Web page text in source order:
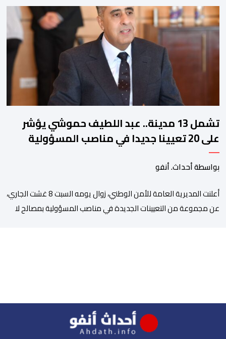
زيان، المعتقل بالمؤسسة ذاتها، وذلك لتنوير الرأي العام بالحقائق
والمعطيات الدقيقة.واوضحت إدارة المؤسسة السجنية أن المعني
بالأمر يستفيد منذ إيداعه من تتبع طبي منتظم ومستمر وفقا […]
تشمل 13 مدينة.. عبد اللطيف حموشي يؤشر
على 20 تعيينا جديدا في مناصب المسؤولية
بمصالح الأمن الوطني
بواسطة أحداث. أنفو
أعلنت المديرية العامة للأمن الوطني، زوال يومه السبت 8 غشت الجاري،
عن مجموعة من التعيينات الجديدة في مناصب المسؤولية بمصالح لا